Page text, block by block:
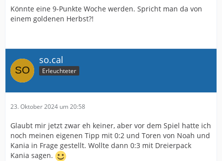
Könnte eine 9-Punkte Woche werden. Spricht man da von
einem goldenen Herbst?!
so.cal
Erleuchteter
23. Oktober 2024 um 20:58
Glaubt mir jetzt zwar eh keiner, aber vor dem Spiel hatte ich
noch meinen eigenen Tipp mit 0:2 und Toren von Noah und
Kania in Frage gestellt. Wollte dann 0:3 mit Dreierpack
Kania sagen.